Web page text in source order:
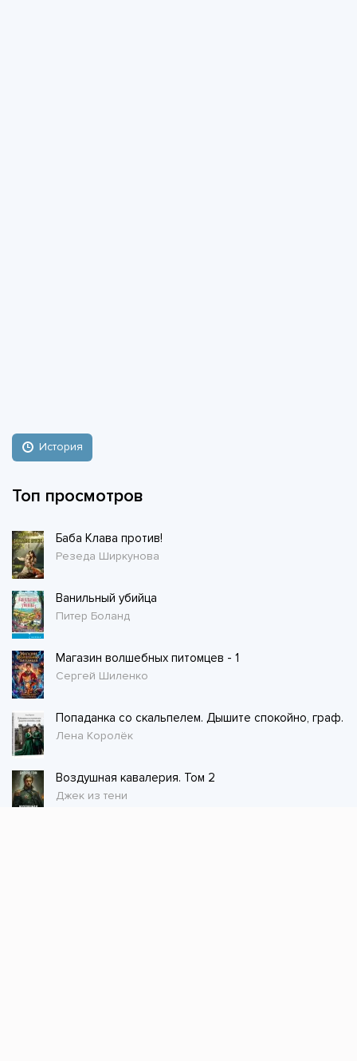
История
Топ просмотров
Баба Клава против!
Резеда Ширкунова
Ванильный убийца
Питер Боланд
Магазин волшебных питомцев - 1
Сергей Шиленко
Попаданка со скальпелем. Дышите спокойно, граф.
Лена Королёк
Воздушная кавалерия. Том 2
Джек из тени